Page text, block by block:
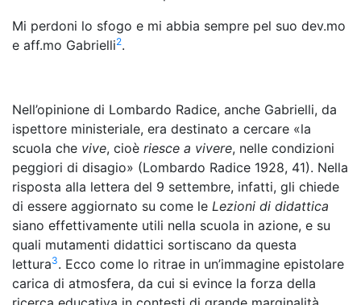
Mi perdoni lo sfogo e mi abbia sempre pel suo dev.mo
e aff.mo Gabrielli2.
Nell’opinione di Lombardo Radice, anche Gabrielli, da
ispettore ministeriale, era destinato a cercare «la
scuola che vive, cioè riesce a vivere, nelle condizioni
peggiori di disagio» (Lombardo Radice 1928, 41). Nella
risposta alla lettera del 9 settembre, infatti, gli chiede
di essere aggiornato su come le Lezioni di didattica
siano effettivamente utili nella scuola in azione, e su
quali mutamenti didattici sortiscano da questa
lettura3. Ecco come lo ritrae in un’immagine epistolare
carica di atmosfera, da cui si evince la forza della